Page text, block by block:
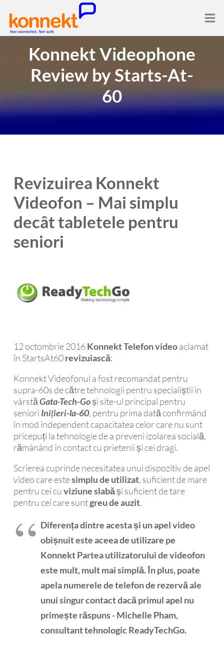
Konnekt Videophone
Review by Starts-At-
60
Revizuirea Konnekt
Videofon – Mai simplu
decât tabletele pentru
seniori
12 octombrie 2016Konnekt Telefon videoaclamat
în StartsAt60revizuiască:
Konnekt Videofonul a fost recomandat pentru
supra-60s de către tehnologii pentru specialiștii în
vârstăGata-Tech-Goși site-ul principal pentru
seniori Inițieri-la-60, pentru prima dată confirmând
în mod independent capacitatea celor care nu sunt
pricepuți la tehnologie de a preveni izolarea socială,
rămânând în contact cu prietenii și cei dragi.
Scrierea cuprinde necesitatea unui dispozitiv de apel
video care estesimplu de utilizat, suficient de mare
pentru cei cuviziune slabăși suficient de tare
pentru cei care suntgreu de auzit.
Diferența dintre acesta și un apel video
obișnuit este aceea de utilizare pe
Konnekt Partea utilizatorului de videofon
este mult, mult mai simplă. În plus, poate
apela numerele de telefon de rezervă ale
unui singur contact dacă primul apel nu
primește răspuns - Michelle Pham,
consultant tehnologic ReadyTechGo.